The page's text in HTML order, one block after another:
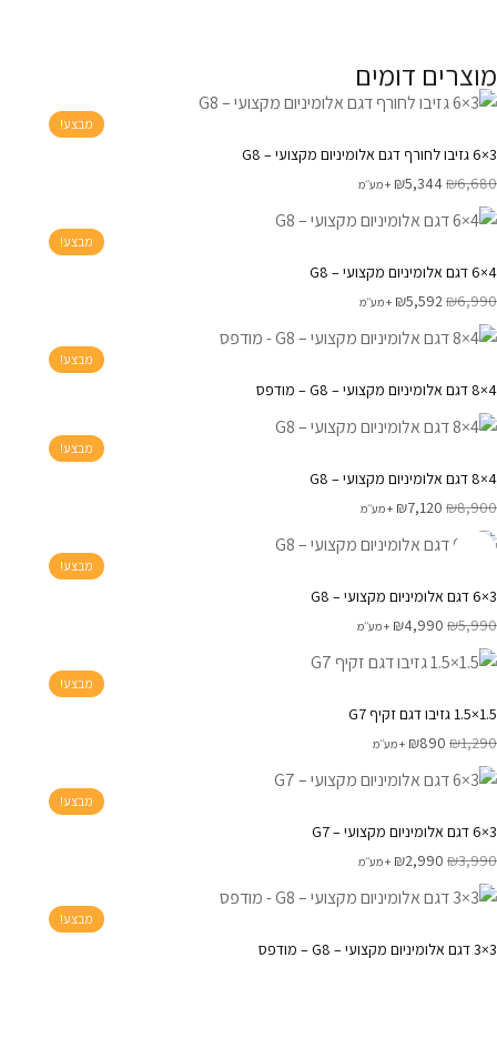
מוצרים דומים
מבצע!
3×6 גזיבו לחורף דגם אלומיניום מקצועי – G8
₪6,680
₪5,344 + מע׳׳מ
מבצע!
4×6 דגם אלומיניום מקצועי – G8
₪6,990
₪5,592 + מע׳׳מ
מבצע!
4×8 דגם אלומיניום מקצועי – G8 – מודפס
מבצע!
4×8 דגם אלומיניום מקצועי – G8
₪8,900
₪7,120 + מע׳׳מ
מבצע!
3×6 דגם אלומיניום מקצועי – G8
₪5,990
₪4,990 + מע׳׳מ
מבצע!
1.5×1.5 גזיבו דגם זקיף G7
₪1,290
₪890 + מע׳׳מ
מבצע!
3×6 דגם אלומיניום מקצועי – G7
₪3,990
₪2,990 + מע׳׳מ
מבצע!
3×3 דגם אלומיניום מקצועי – G8 – מודפס